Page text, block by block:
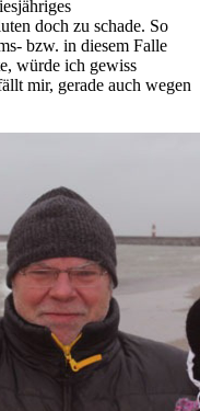
doch zu schade. So
bzw. in diesem Falle
würde ich gewiss
mir, gerade auch wegen